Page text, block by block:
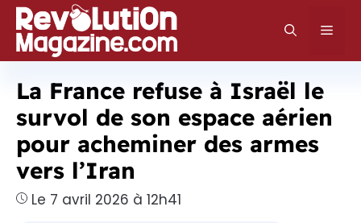
Aller
au
contenu
La France refuse à Israël le
survol de son espace aérien
pour acheminer des armes
vers l’Iran
Le 7 avril 2026 à 12h41